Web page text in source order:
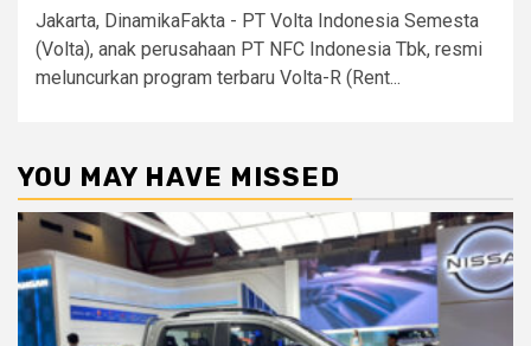
Jakarta, DinamikaFakta - PT Volta Indonesia Semesta
(Volta), anak perusahaan PT NFC Indonesia Tbk, resmi
meluncurkan program terbaru Volta-R (Rent...
YOU MAY HAVE MISSED